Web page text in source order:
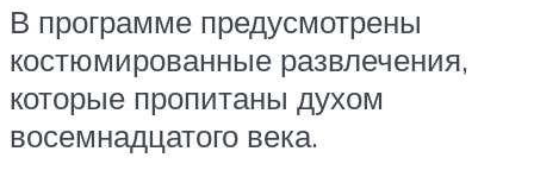
В программе предусмотрены
костюмированные развлечения,
которые пропитаны духом
восемнадцатого века.